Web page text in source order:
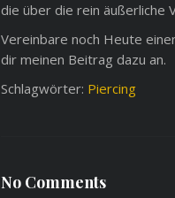
die über die rein äußerliche
Vereinbare noch Heute
dir meinen Beitrag dazu an.
Schlagwörter: Piercing
No Comments